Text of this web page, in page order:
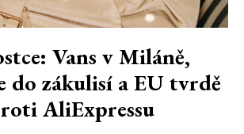
Vans v Miláně,
do zákulisí a EU tvrdě
AliExpressu